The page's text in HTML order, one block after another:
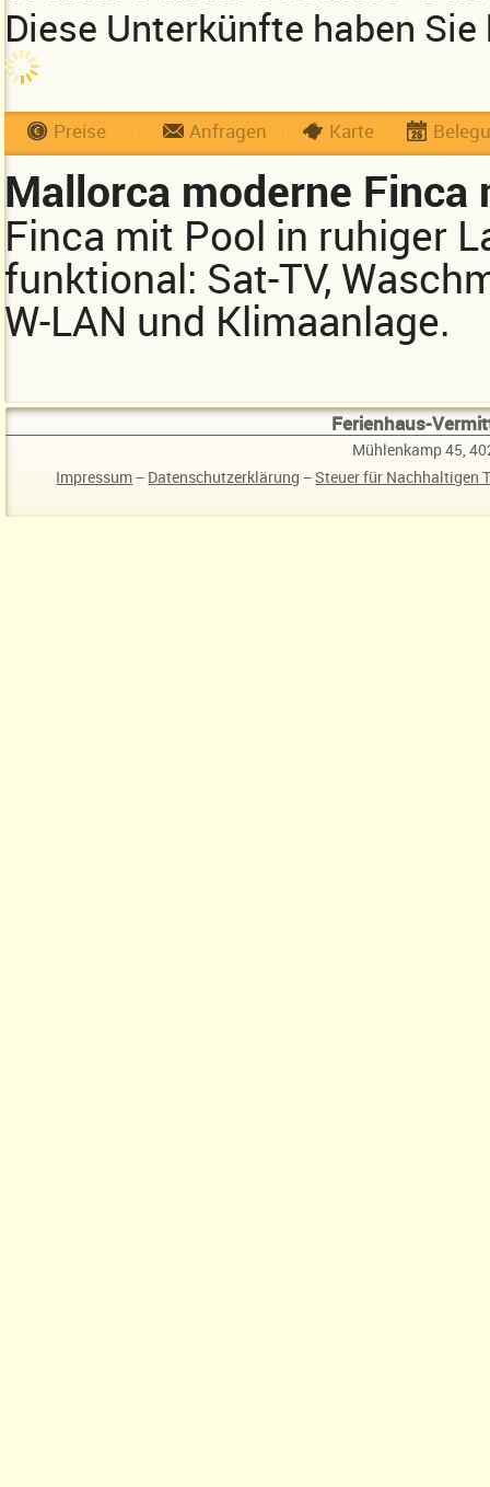
Diese Unterkünfte haben
Preise Anfragen Karte
Mallorca moderne
Finca mit Pool in ruhiger
funktional: Sat-TV,
W-LAN und Klimaanlage.
Ferienhaus-
Mühlenkamp 45,
Impressum− Datenschutzerklärung −Steuer für Nachhaltigen